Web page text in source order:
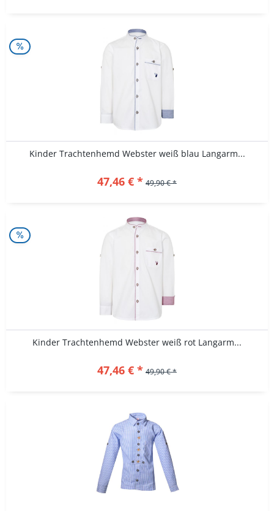
Kinder Trachtenhemd Webster weiß blau Langarm...
47,46 € * 49,90 € *
Kinder Trachtenhemd Webster weiß rot Langarm...
47,46 € * 49,90 € *